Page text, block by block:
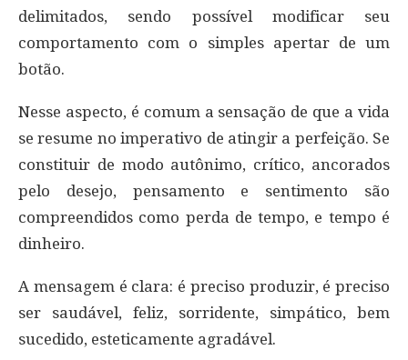
delimitados, sendo possível modificar seu
comportamento com o simples apertar de um
botão.
Nesse aspecto, é comum a sensação de que a vida
se resume no imperativo de atingir a perfeição. Se
constituir de modo autônimo, crítico, ancorados
pelo desejo, pensamento e sentimento são
compreendidos como perda de tempo, e tempo é
dinheiro.
A mensagem é clara: é preciso produzir, é preciso
ser saudável, feliz, sorridente, simpático, bem
sucedido, esteticamente agradável.